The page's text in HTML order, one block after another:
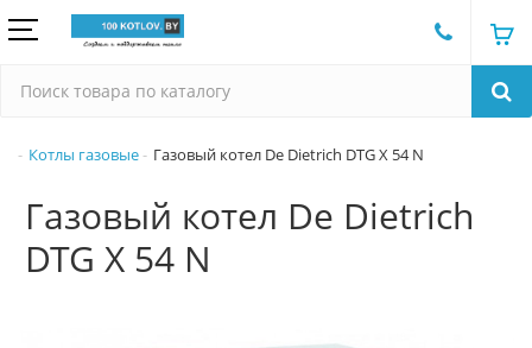
Котлы газовые Газовый котел De Dietrich DTG X 54 N
Газовый котел De Dietrich
DTG X 54 N